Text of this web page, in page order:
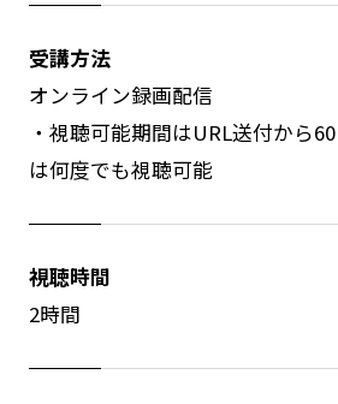
受講方法
オンライン録画配信
・視聴可能期間はURL送付から
は何度でも視聴可能
視聴時間
2時間